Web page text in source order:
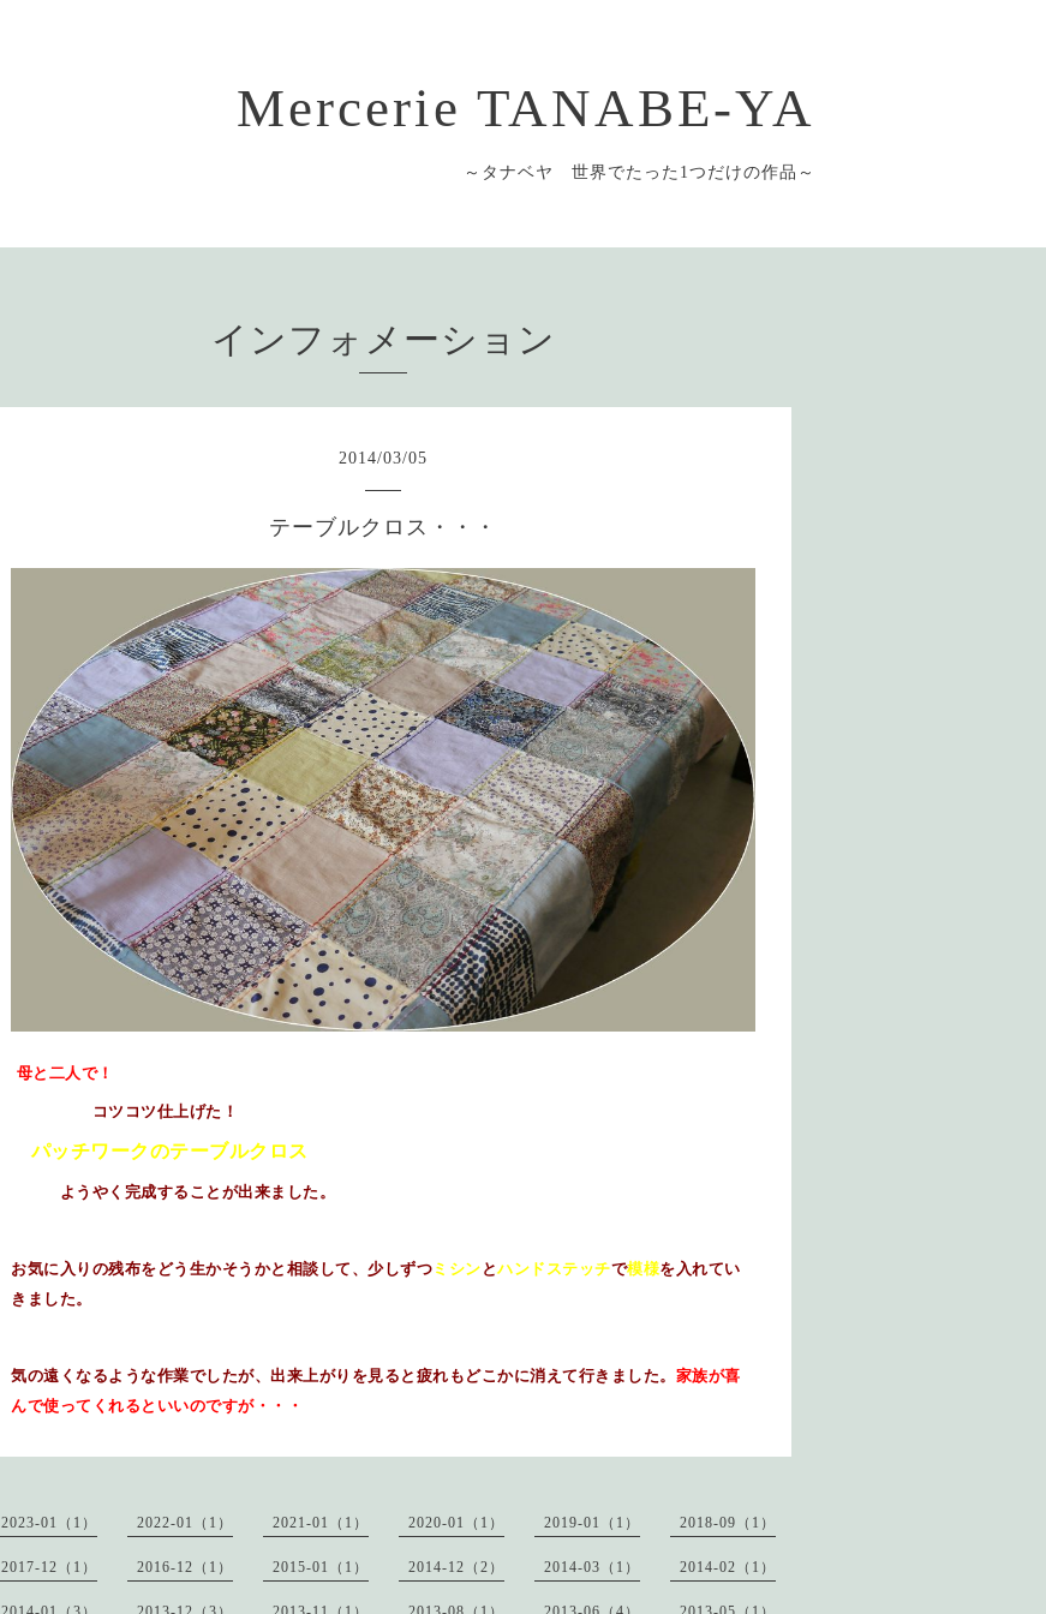
Mercerie TANABE-YA
～タナベヤ 世界でたった1つだけの作品～
インフォメーション
2014/03/05
テーブルクロス・・・
母と二人で！
コツコツ仕上げた！
パッチワークのテーブルクロス
ようやく完成することが出来ました。
お気に入りの残布をどう生かそうかと相談して、少しずつ ミシン とハンドステッチで模様を入れてい
きました。
気の遠くなるような作業でしたが、出来上がりを見ると疲れもどこかに消えて行きました。 家族が喜
んで使ってくれるといいのですが・・・
2023-01（1） 2022-01（1） 2021-01（1） 2020-01（1） 2019-01（1） 2018-09（1）
2017-12（1） 2016-12（1） 2015-01（1） 2014-12（2） 2014-03（1） 2014-02（1）